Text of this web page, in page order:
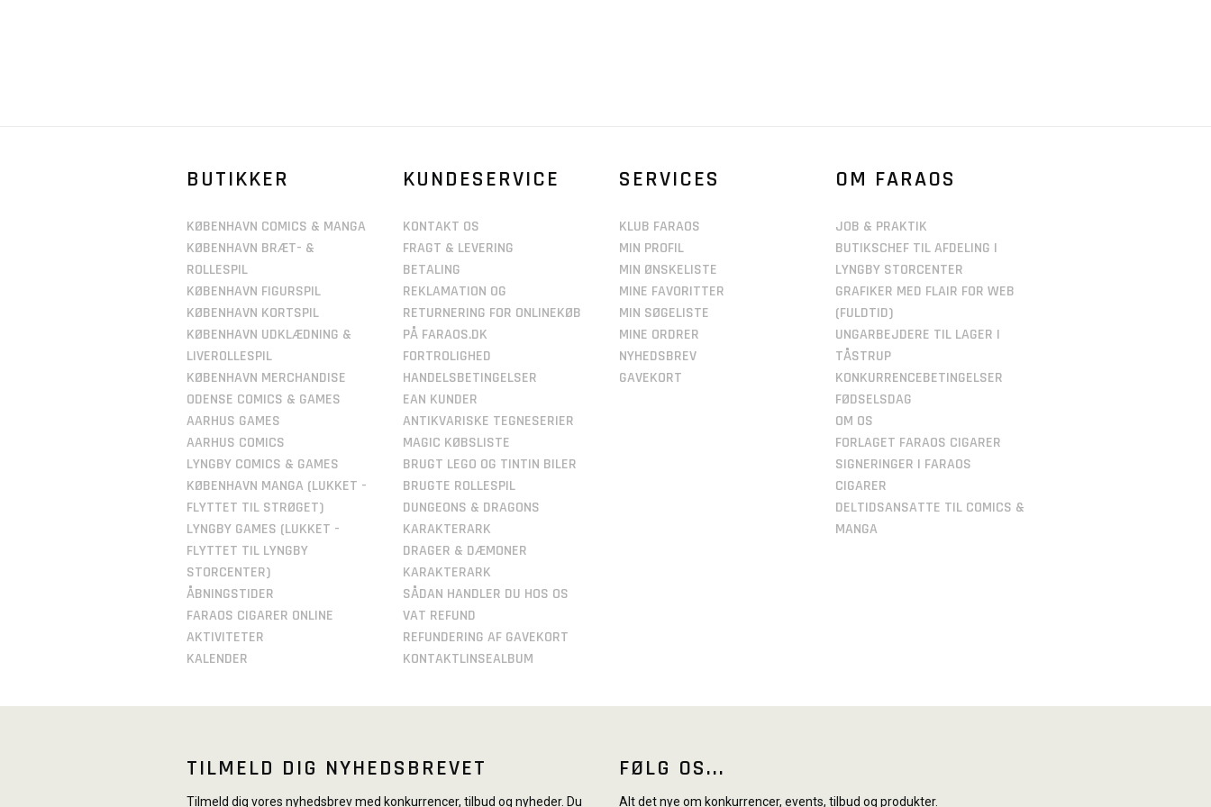
BUTIKKER
KØBENHAVN COMICS & MANGA
KØBENHAVN BRÆT- &
ROLLESPIL
KØBENHAVN FIGURSPIL
KØBENHAVN KORTSPIL
KØBENHAVN UDKLÆDNING &
LIVEROLLESPIL
KØBENHAVN MERCHANDISE
ODENSE COMICS & GAMES
AARHUS GAMES
AARHUS COMICS
LYNGBY COMICS & GAMES
KØBENHAVN MANGA (LUKKET -
FLYTTET TIL STRØGET)
LYNGBY GAMES (LUKKET -
FLYTTET TIL LYNGBY
STORCENTER)
ÅBNINGSTIDER
FARAOS CIGARER ONLINE
AKTIVITETER
KALENDER
KUNDESERVICE
KONTAKT OS
FRAGT & LEVERING
BETALING
REKLAMATION OG
RETURNERING FOR ONLINEKØB
PÅ FARAOS.DK
FORTROLIGHED
HANDELSBETINGELSER
EAN KUNDER
ANTIKVARISKE TEGNESERIER
MAGIC KØBSLISTE
BRUGT LEGO OG TINTIN BILER
BRUGTE ROLLESPIL
DUNGEONS & DRAGONS
KARAKTERARK
DRAGER & DÆMONER
KARAKTERARK
SÅDAN HANDLER DU HOS OS
VAT REFUND
REFUNDERING AF GAVEKORT
KONTAKTLINSEALBUM
SERVICES
KLUB FARAOS
MIN PROFIL
MIN ØNSKELISTE
MINE FAVORITTER
MIN SØGELISTE
MINE ORDRER
NYHEDSBREV
GAVEKORT
OM FARAOS
JOB & PRAKTIK
BUTIKSCHEF TIL AFDELING I
LYNGBY STORCENTER
GRAFIKER MED FLAIR FOR WEB
(FULDTID)
UNGARBEJDERE TIL LAGER I
TÅSTRUP
KONKURRENCEBETINGELSER
FØDSELSDAG
OM OS
FORLAGET FARAOS CIGARER
SIGNERINGER I FARAOS
CIGARER
DELTIDSANSATTE TIL COMICS &
MANGA
TILMELD DIG NYHEDSBREVET
Tilmeld dig vores nyhedsbrev med konkurrencer, tilbud og nyheder. Du
FØLG OS...
Alt det nye om konkurrencer, events, tilbud og produkter.